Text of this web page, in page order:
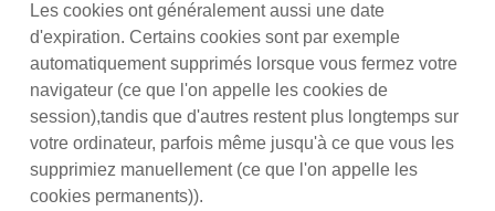
Les cookies ont généralement aussi une date
d'expiration. Certains cookies sont par exemple
automatiquement supprimés lorsque vous fermez votre
navigateur (ce que l'on appelle les cookies de
session),tandis que d'autres restent plus longtemps sur
votre ordinateur, parfois même jusqu'à ce que vous les
supprimiez manuellement (ce que l'on appelle les
cookies permanents)).